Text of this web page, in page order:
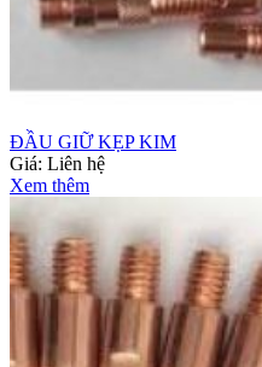
ĐẦU GIỮ KẸP KIM
Giá: Liên hệ
Xem thêm